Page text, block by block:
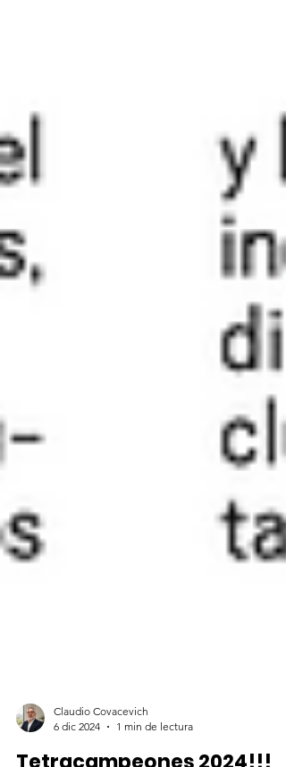
6 dic 2024
1 min de lectura